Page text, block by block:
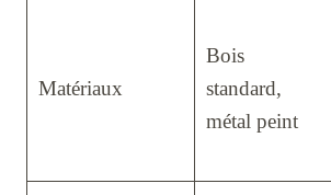
Matériaux
Bois
standard,
métal peint